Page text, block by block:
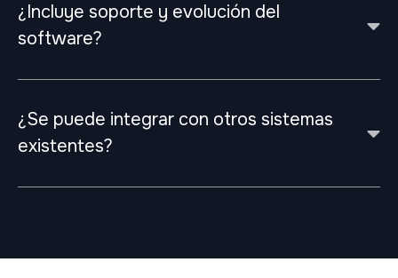
¿Incluye soporte y evolución del
software?
¿Se puede integrar con otros sistemas
existentes?